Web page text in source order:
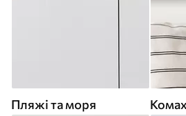
Пляжі та моря